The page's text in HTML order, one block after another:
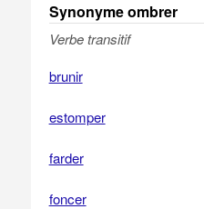
Synonyme ombrer
Verbe transitif
brunir
estomper
farder
foncer